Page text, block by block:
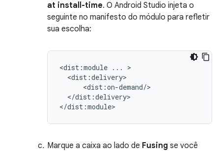
at install-time. O Android Studio injeta o
seguinte no manifesto do módulo para refletir
sua escolha:
<dist:module ...
</dist:delivery>
Marque a caixa ao lado de Fusing se você